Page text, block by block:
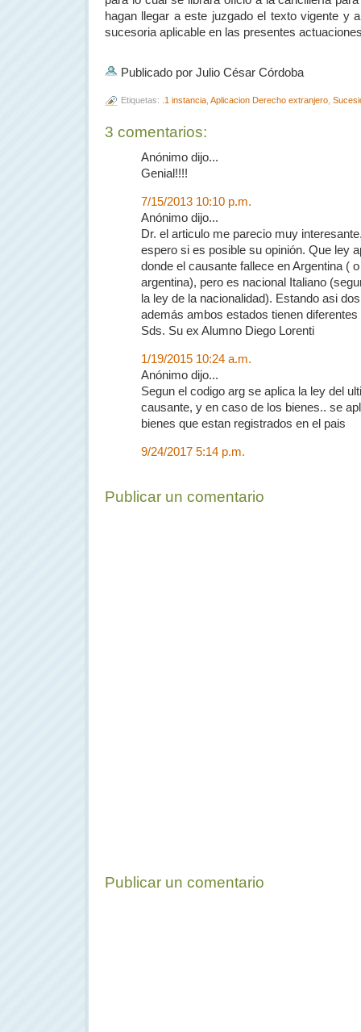
hagan llegar a este juzgado el texto vigente y
sucesoria aplicable en las presentes
Publicado por Julio César Córdoba
Etiquetas: .1 instancia Aplicacion Derecho extranjero
3 comentarios:
Anónimo dijo...
Genial!!!!
7/15/2013 10:10 p.m.
Anónimo dijo...
Dr. el articulo me parecio muy
espero si es posible su opinión. Que ley
donde el causante fallece en Argentina (
argentina), pero es nacional Italiano
la ley de la nacionalidad). Estando asi
además ambos estados tienen
Sds. Su ex Alumno Diego Lorenti
1/19/2015 10:24 a.m.
Anónimo dijo...
Segun el codigo arg se aplica la ley del
causante, y en caso de los bienes.. se
bienes que estan registrados en el pais
9/24/2017 5:14 p.m.
Publicar un comentario
Publicar un comentario